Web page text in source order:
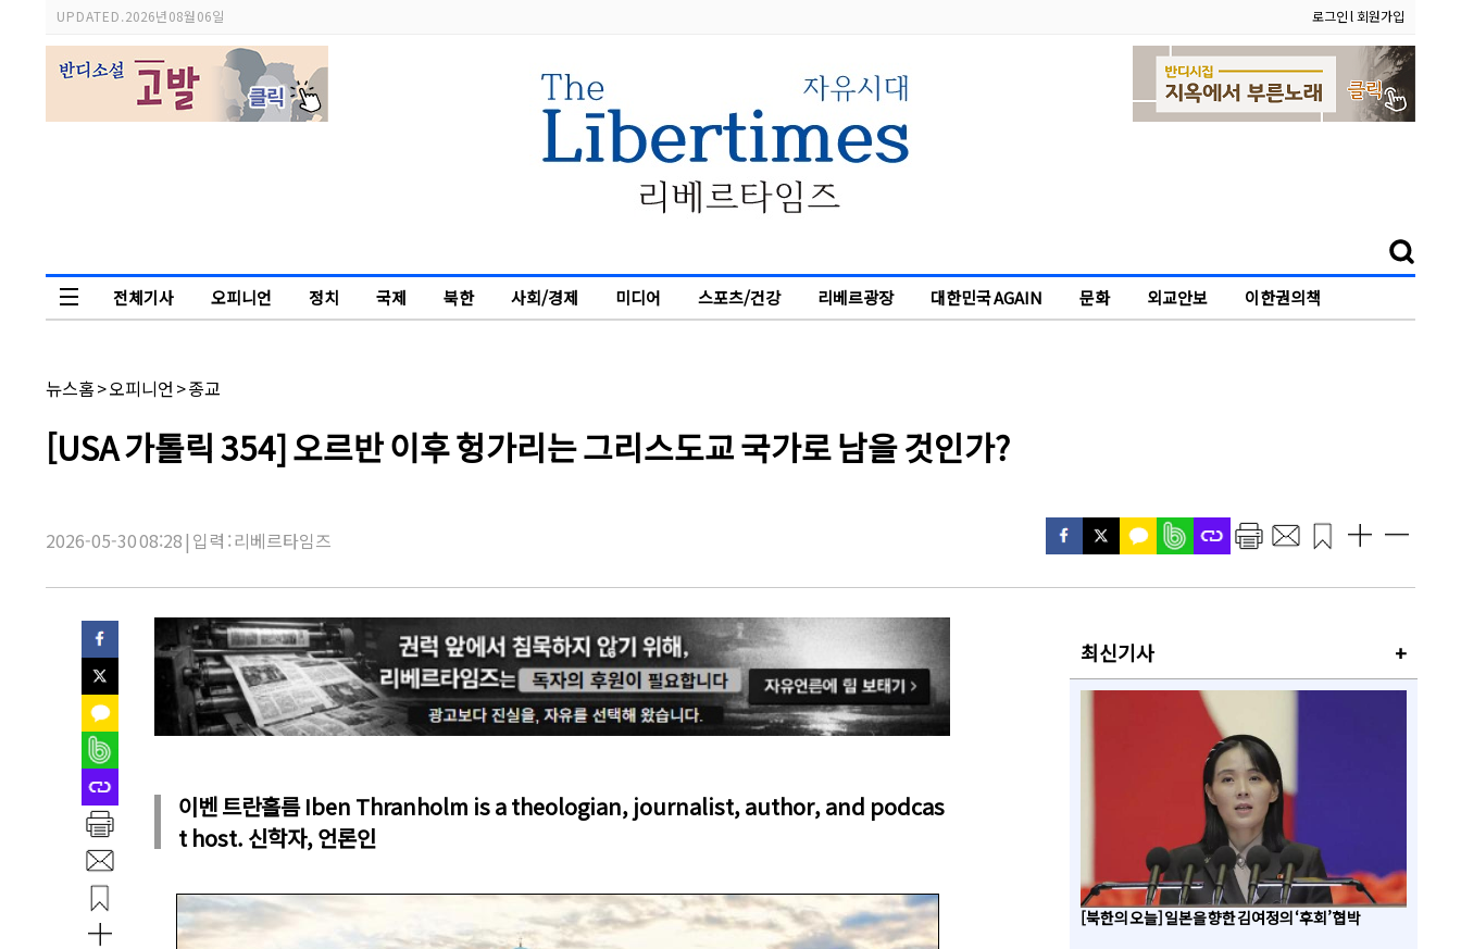
UPDATED.2026년 08월 06일 로그인l 회원가입
전체기사 오피니언 정치 국제 북한 사회/경제 미디어 스포츠/건강 리베르광장 대한민국 AGAIN 문화 외교안보
이한권의책
채
널
뉴스홈>오피니언 >종교
기
제
[USA 가톨릭 354] 오르반 이후 헝가리는 그리스도교 국가로 남을 것인가?
2026-05-30 08:28 | 입력 : 리베르타임즈
이벤 트란홀름 Iben Thranholm is a theologian, journalist, author, and podcas
t host. 신학자, 언론인
최신기사 +
[북한의 오늘] 일본을 향한 김여정의 ‘후회’ 협박